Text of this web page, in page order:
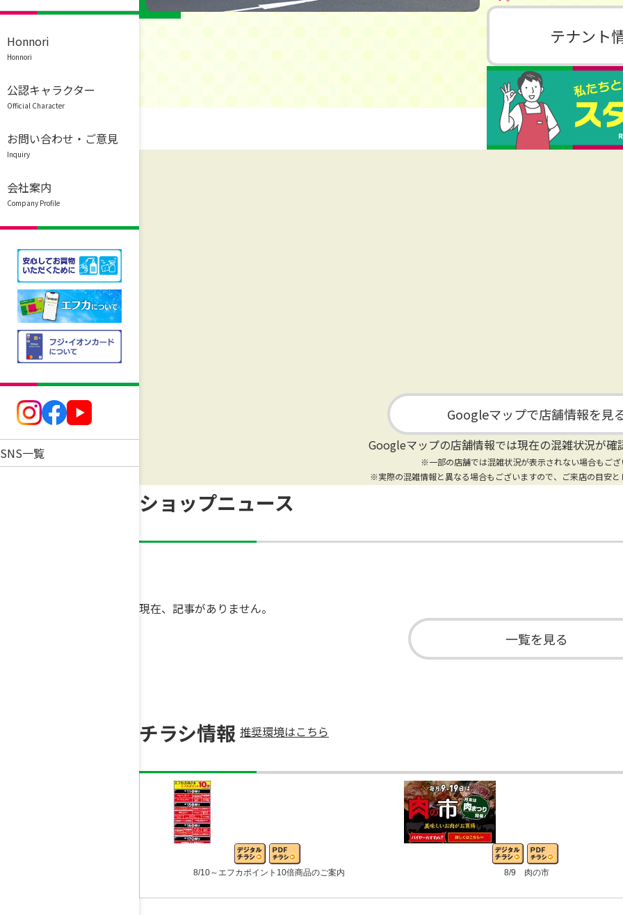
Honnori
Honnori
公認キャラクター
Official Character
お問い合わせ・ご意見
Inquiry
会社案内
Company Profile
SNS一覧
テナント
Googleマップで店舗情報を見
Googleマップの店舗情報では現在の混雑状況が確
※一部の店舗では混雑状況が表示されない場合もござ
※実際の混雑情報と異なる場合もございますので、ご来店の目安
ショップニュース
現在、記事がありません。
一覧を見る
チラシ情報 推奨環境はこちら
8/10～エフカポイント10倍商品のご案内 8/9 肉の市